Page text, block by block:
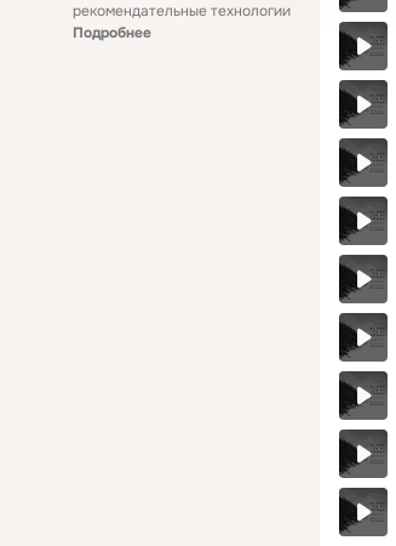
рекомендательные технологии
Подробнее